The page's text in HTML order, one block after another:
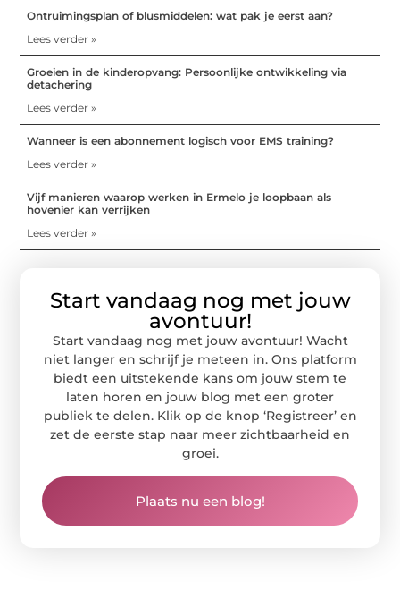
Ontruimingsplan of blusmiddelen: wat pak je eerst aan?
Lees verder »
Groeien in de kinderopvang: Persoonlijke ontwikkeling via
detachering
Lees verder »
Wanneer is een abonnement logisch voor EMS training?
Lees verder »
Vijf manieren waarop werken in Ermelo je loopbaan als
hovenier kan verrijken
Lees verder »
Start vandaag nog met jouw
avontuur!
Start vandaag nog met jouw avontuur! Wacht
niet langer en schrijf je meteen in. Ons platform
biedt een uitstekende kans om jouw stem te
laten horen en jouw blog met een groter
publiek te delen. Klik op de knop ‘Registreer’ en
zet de eerste stap naar meer zichtbaarheid en
groei.
Plaats nu een blog!